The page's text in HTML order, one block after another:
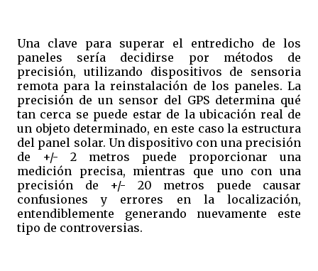
Una clave para superar el entredicho de los
paneles sería decidirse por métodos de
precisión, utilizando dispositivos de sensoria
remota para la reinstalación de los paneles. La
precisión de un sensor del GPS determina qué
tan cerca se puede estar de la ubicación real de
un objeto determinado, en este caso la estructura
del panel solar. Un dispositivo con una precisión
de +/- 2 metros puede proporcionar una
medición precisa, mientras que uno con una
precisión de +/- 20 metros puede causar
confusiones y errores en la localización,
entendiblemente generando nuevamente este
tipo de controversias.